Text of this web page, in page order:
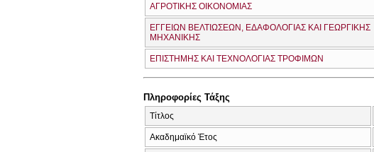
ΑΓΡΟΤΙΚΗΣ ΟΙΚΟΝΟΜΙΑΣ
ΕΓΓΕΙΩΝ ΒΕΛΤΙΩΣΕΩΝ, ΕΔΑΦΟΛΟΓΙΑΣ ΚΑΙ ΓΕΩΡΓΙΚΗΣ
ΜΗΧΑΝΙΚΗΣ
ΕΠΙΣΤΗΜΗΣ ΚΑΙ ΤΕΧΝΟΛΟΓΙΑΣ ΤΡΟΦΙΜΩΝ
Πληροφορίες Τάξης
Τίτλος
Ακαδημαϊκό Έτος